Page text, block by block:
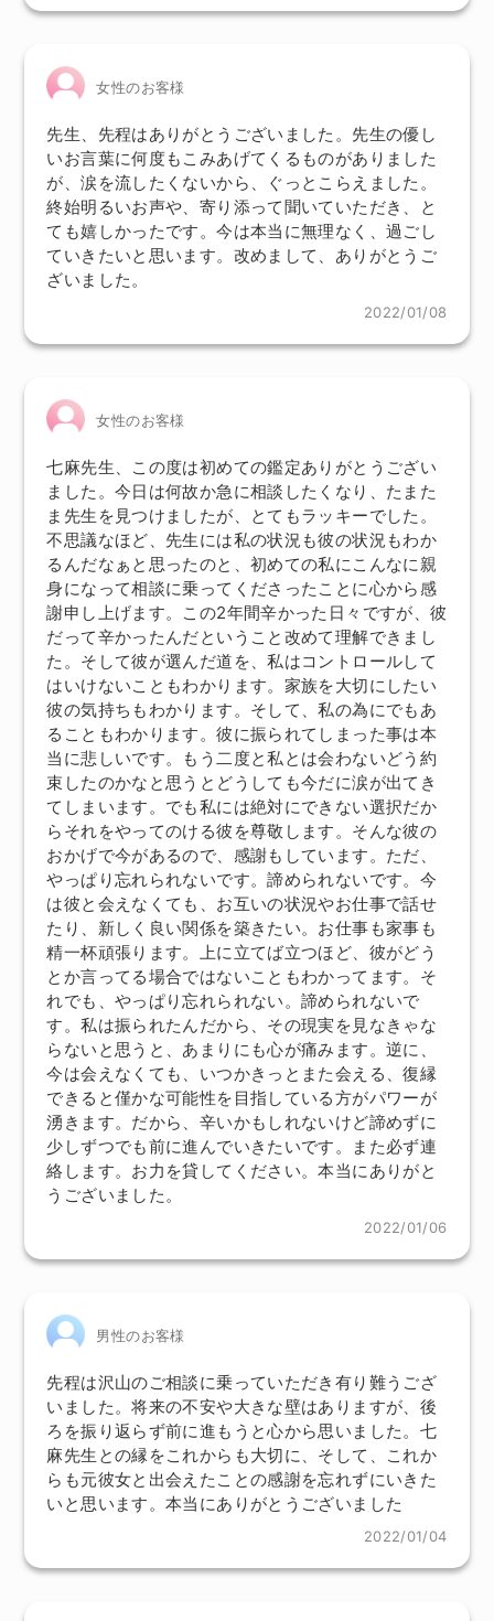
女性のお客様
先生、先程はありがとうございました。先生の優し
いお言葉に何度もこみあげてくるものがありました
が、涙を流したくないから、ぐっとこらえました。
終始明るいお声や、寄り添って聞いていただき、と
ても嬉しかったです。今は本当に無理なく、過ごし
ていきたいと思います。改めまして、ありがとうご
ざいました。
2022/01/08
女性のお客様
七麻先生、この度は初めての鑑定ありがとうござい
ました。今日は何故か急に相談したくなり、たまた
ま先生を見つけましたが、とてもラッキーでした。
不思議なほど、先生には私の状況も彼の状況もわか
るんだなぁと思ったのと、初めての私にこんなに親
身になって相談に乗ってくださったことに心から感
謝申し上げます。この2年間辛かった日々ですが、彼
だって辛かったんだということ改めて理解できまし
た。そして彼が選んだ道を、私はコントロールして
はいけないこともわかります。家族を大切にしたい
彼の気持ちもわかります。そして、私の為にでもあ
ることもわかります。彼に振られてしまった事は本
当に悲しいです。もう二度と私とは会わないどう約
束したのかなと思うとどうしても今だに涙が出てき
てしまいます。でも私には絶対にできない選択だか
らそれをやってのける彼を尊敬します。そんな彼の
おかげで今があるので、感謝もしています。ただ、
やっぱり忘れられないです。諦められないです。今
は彼と会えなくても、お互いの状況やお仕事で話せ
たり、新しく良い関係を築きたい。お仕事も家事も
精一杯頑張ります。上に立てば立つほど、彼がどう
とか言ってる場合ではないこともわかってます。そ
れでも、やっぱり忘れられない。諦められないで
す。私は振られたんだから、その現実を見なきゃな
らないと思うと、あまりにも心が痛みます。逆に、
今は会えなくても、いつかきっとまた会える、復縁
できると僅かな可能性を目指している方がパワーが
湧きます。だから、辛いかもしれないけど諦めずに
少しずつでも前に進んでいきたいです。また必ず連
絡します。お力を貸してください。本当にありがと
うございました。
2022/01/06
男性のお客様
先程は沢山のご相談に乗っていただき有り難うござ
いました。将来の不安や大きな壁はありますが、後
ろを振り返らず前に進もうと心から思いました。七
麻先生との縁をこれからも大切に、そして、これか
らも元彼女と出会えたことの感謝を忘れずにいきた
いと思います。本当にありがとうございました
2022/01/04